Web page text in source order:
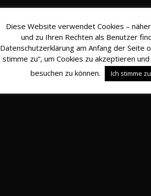
Diese Website verwendet Cookies –
und zu Ihren Rechten als Benutzer
Datenschutzerklärung am Anfang der Seite
stimme zu“, um Cookies zu akzeptieren
besuchen zu können.
Ich stimme zu